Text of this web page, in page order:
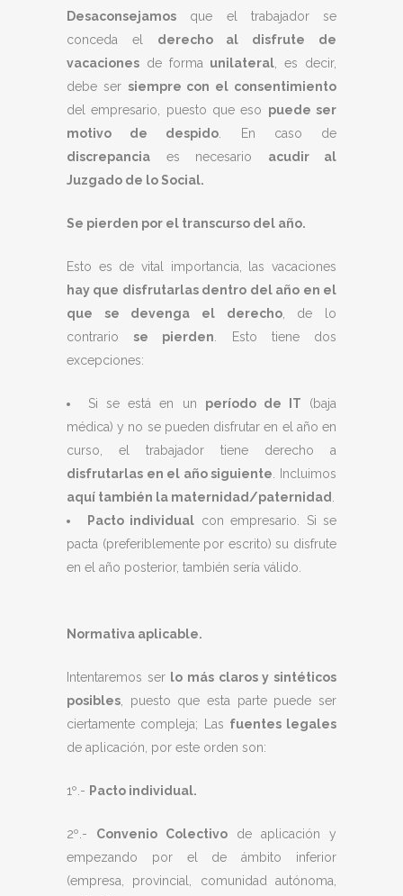
Desaconsejamos que el trabajador se
conceda el derecho al disfrute de
vacaciones de forma unilateral , es decir,
debe ser siempre con el consentimiento
del empresario, puesto que eso puede ser
motivo de despido . En caso de
discrepancia es necesario acudir al
Juzgado de lo Social.
Se pierden por el transcurso del año.
Esto es de vital importancia, las vacaciones
hay que disfrutarlas dentro del año en el
que se devenga el derecho, de lo
contrariose pierden . Esto tiene dos
excepciones:
Si se está en un período de IT (baja
médica) y no se pueden disfrutar en el año en
curso, el trabajador tiene derecho a
disfrutarlas en el año siguiente . Incluimos
aquí también la maternidad/paternidad
Pacto individual con empresario. Si se
pacta (preferiblemente por escrito) su disfrute
en el año posterior, también sería válido.
Normativa aplicable.
Intentaremos ser lo más claros y sintéticos
posibles , puesto que esta parte puede ser
ciertamente compleja; Las fuentes legales
de aplicación, por este orden son:
1º.- Pacto individual.
2º.- Convenio Colectivo de aplicación y
empezando por el de ámbito inferior
(empresa, provincial, comunidad autónoma,